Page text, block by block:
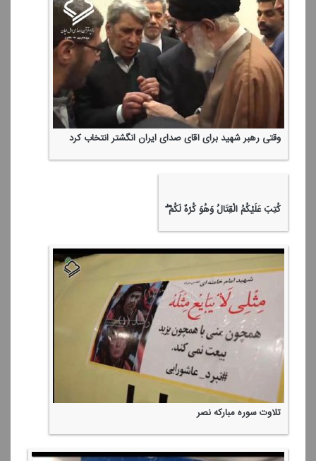
وقتی رهبر شهید برای آقای صدای ایران انگشتر انتخاب كرد
كُتِبَ عَلَیْكُمُ الْقِتَالُ وَهُوَ كُرْهٌ لَكُمْ ۖ
تلاوت سوره مباركه نصر